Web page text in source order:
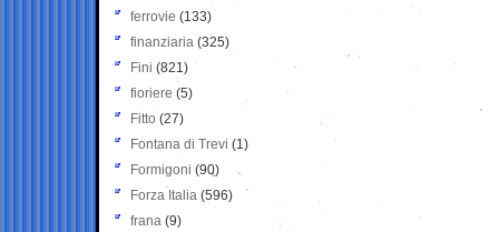
ferrovie (133)
finanziaria (325)
Fini (821)
fioriere (5)
Fitto (27)
Fontana di Trevi (1)
Formigoni (90)
Forza Italia (596)
frana (9)